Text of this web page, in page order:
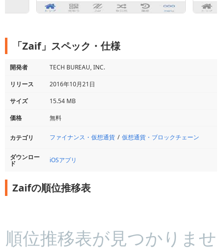
「Zaif」スペック・仕様
開発者
TECH BUREAU, INC.
リリース
2016年10月21日
サイズ
15.54 MB
価格
無料
カテゴリ ファイナンス・仮想通貨 仮想通貨・ブロックチェーン
ダウンロー
ド iOSアプリ
Zaifの順位推移表
順位推移表が見つかりませ